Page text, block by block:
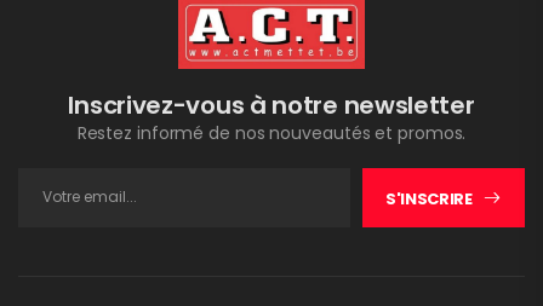
Inscrivez-vous à notre newsletter
Restez informé de nos nouveautés et promos.
S'INSCRIRE